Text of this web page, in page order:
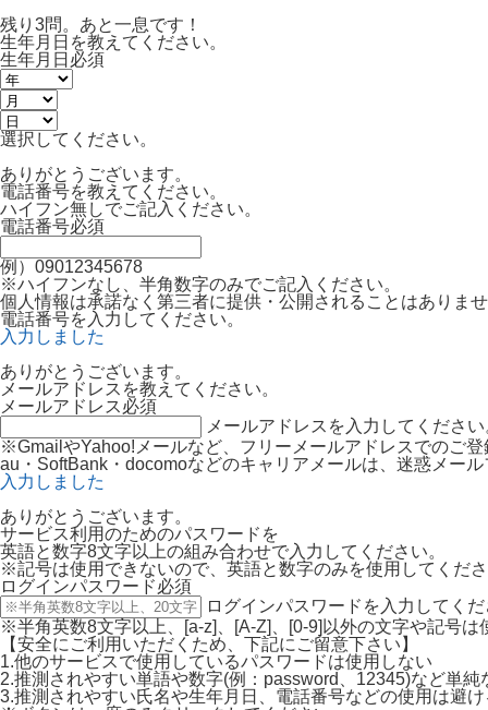
残り3問。あと一息です！
生年月日を教えてください。
生年月日 必須
選択してください。
ありがとうございます。
電話番号を教えてください。
ハイフン無しでご記入ください。
電話番号必須
例）09012345678
※ハイフンなし、半角数字のみでご記入ください。
個人情報は承諾なく第三者に提供・公開されることはありま
電話番号を入力してください。
入力しました
ありがとうございます。
メールアドレスを教えてください。
メールアドレス必須
メールアドレスを入力してくださ
※GmailやYahoo!メールなど、フリーメールアドレスでのご
au・SoftBank・docomoなどのキャリアメールは、迷惑メー
入力しました
ありがとうございます。
サービス利用のためのパスワードを
英語と数字8文字以上の組み合わせで入力してください。
※記号は使用できないので、英語と数字のみを使用してくだ
ログインパスワード必須
ログインパスワードを入力してく
※半角英数8文字以上、[a-z]、[A-Z]、[0-9]以外の文字や記号は
【安全にご利用いただくため、下記にご留意下さい】
1.他のサービスで使用しているパスワードは使用しない
2.推測されやすい単語や数字(例：password、12345)など単純
3.推測されやすい氏名や生年月日、電話番号などの使用は避け